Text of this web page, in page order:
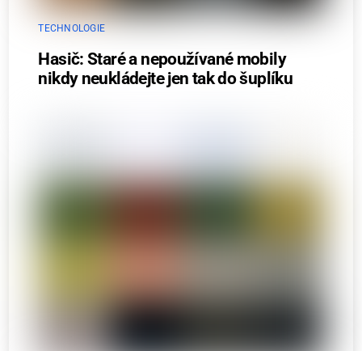
TECHNOLOGIE
Hasič: Staré a nepoužívané mobily
nikdy neukládejte jen tak do šuplíku